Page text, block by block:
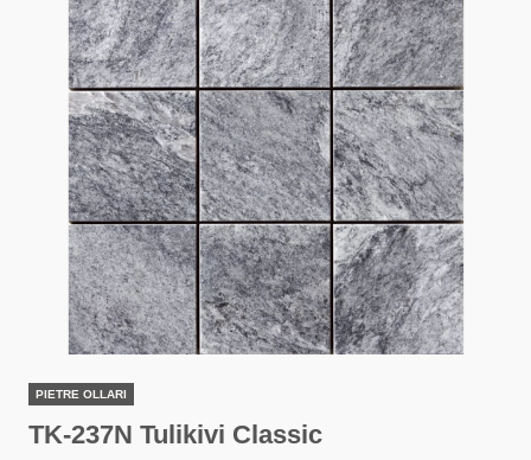
PIETRE OLLARI
TK-237N Tulikivi Classic